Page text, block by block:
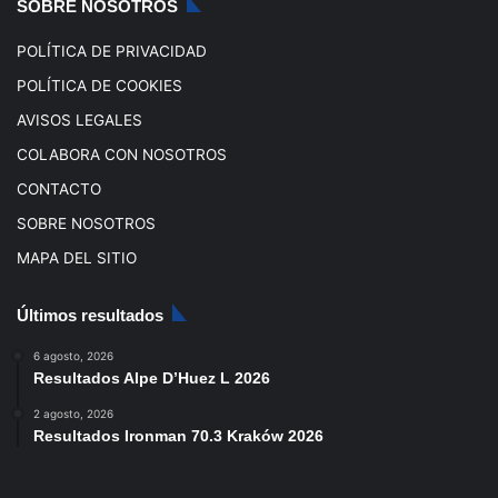
SOBRE NOSOTROS
POLÍTICA DE PRIVACIDAD
POLÍTICA DE COOKIES
AVISOS LEGALES
COLABORA CON NOSOTROS
CONTACTO
SOBRE NOSOTROS
MAPA DEL SITIO
Últimos resultados
6 agosto, 2026
Resultados Alpe D’Huez L 2026
2 agosto, 2026
Resultados Ironman 70.3 Kraków 2026